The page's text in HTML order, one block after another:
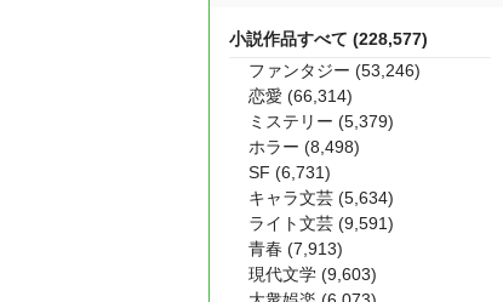
小説作品すべて (228,577)
ファンタジー (53,246)
恋愛 (66,314)
ミステリー (5,379)
ホラー (8,498)
SF (6,731)
キャラ文芸 (5,634)
ライト文芸 (9,591)
青春 (7,913)
現代文学 (9,603)